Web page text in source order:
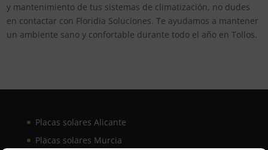
y mantenimiento de tus sistemas de climatización, no dudes
en contactar con Floridia Soluciones. Te ayudamos a mantener
un ambiente sano y confortable durante todo el año en Tollos.
Placas solares Alicante
Placas solares Murcia